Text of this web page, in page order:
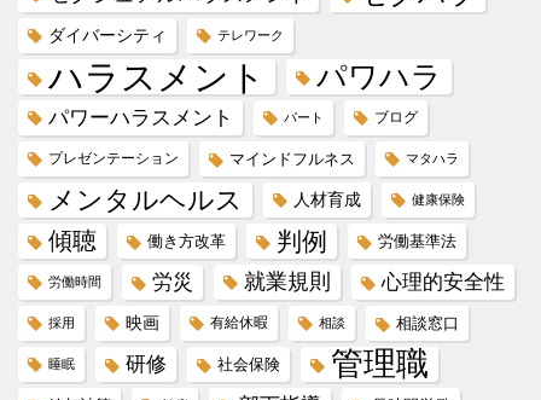
ダイバーシティ テレワーク
ハラスメント パワハラ
パワーハラスメント パート ブログ
プレゼンテーション マインドフルネス マタハラ
メンタルヘルス 人材育成 健康保険
傾聴 働き方改革 判例 労働基準法
労働時間 労災 就業規則 心理的安全性
採用 映画 有給休暇 相談 相談窓口
睡眠 研修 社会保険 管理職